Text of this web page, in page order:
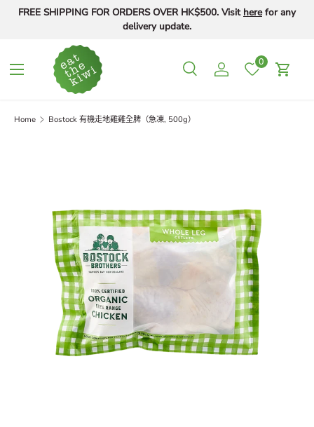
FREE SHIPPING FOR ORDERS OVER HK$500. Visit herefor any
delivery update.
SearchLog in
0
Cart
Menu
Home Bostock 有機走地雞雞全脾（急凍, 500g）